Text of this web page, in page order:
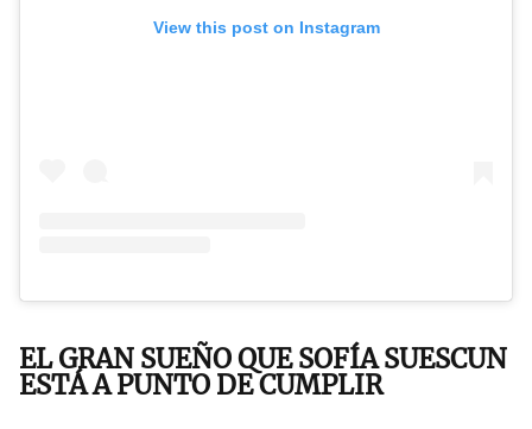
View this post on Instagram
EL GRAN SUEÑO QUE SOFÍA SUESCUN
ESTÁ A PUNTO DE CUMPLIR